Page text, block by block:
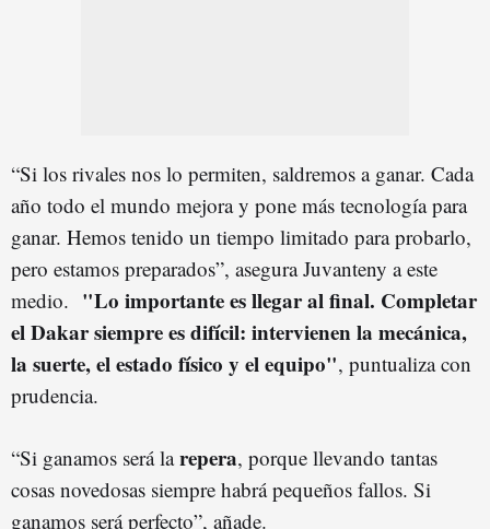
“Si los rivales nos lo permiten, saldremos a ganar. Cada
año todo el mundo mejora y pone más tecnología para
ganar. Hemos tenido un tiempo limitado para probarlo,
pero estamos preparados”, asegura Juvanteny a este
medio. "Lo importante es llegar al final. Completar
el Dakar siempre es difícil: intervienen la mecánica,
la suerte, el estado físico y el equipo", puntualiza con
prudencia.
“Si ganamos será larepera, porque llevando tantas
cosas novedosas siempre habrá pequeños fallos. Si
ganamos será perfecto”, añade.